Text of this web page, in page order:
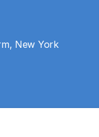
New York